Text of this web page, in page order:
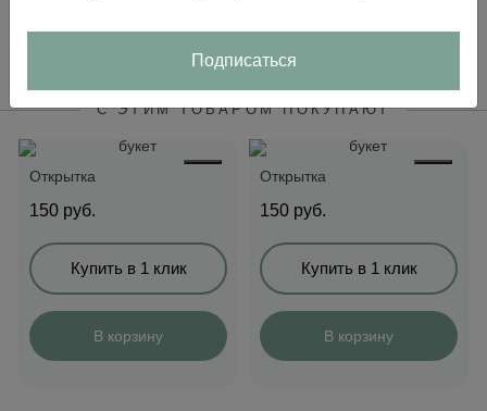
С ЭТИМ ТОВАРОМ ПОКУПАЮТ
Открытка
150 руб.
Купить в 1 клик
В корзину
Открытка
150 руб.
Купить в 1 клик
В корзину
Подписаться